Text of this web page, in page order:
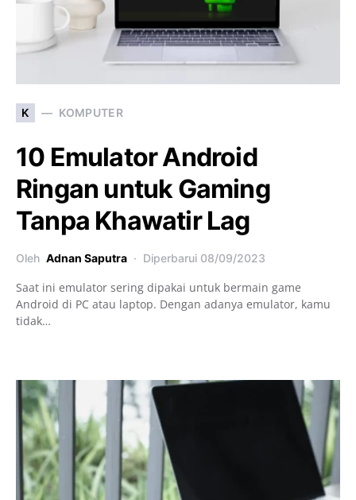
K KOMPUTER
10 Emulator Android
Ringan untuk Gaming
Tanpa Khawatir Lag
Oleh Adnan Saputra Diperbarui 08/09/2023
Saat ini emulator sering dipakai untuk bermain game
Android di PC atau laptop. Dengan adanya emulator, kamu
tidak…